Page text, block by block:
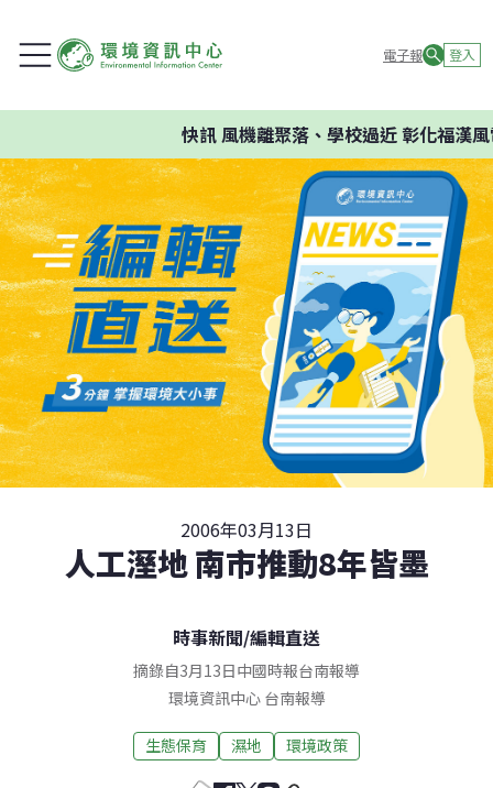
電子報 登入
快訊風機離聚落、學校過近 彰化福漢風
2006年03月13日
人工溼地 南市推動8年皆墨
時事新聞/編輯直送
摘錄自3月13日中國時報台南報導
環境資訊中心 台南報導
生態保育 濕地 環境政策